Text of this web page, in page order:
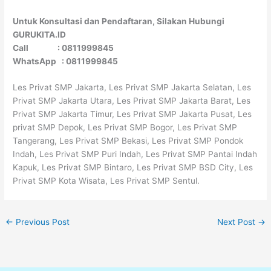
Untuk Konsultasi dan Pendaftaran, Silakan Hubungi
GURUKITA.ID
Call : 0811999845
WhatsApp : 0811999845
Les Privat SMP Jakarta, Les Privat SMP Jakarta Selatan, Les
Privat SMP Jakarta Utara, Les Privat SMP Jakarta Barat, Les
Privat SMP Jakarta Timur, Les Privat SMP Jakarta Pusat, Les
privat SMP Depok, Les Privat SMP Bogor, Les Privat SMP
Tangerang, Les Privat SMP Bekasi, Les Privat SMP Pondok
Indah, Les Privat SMP Puri Indah, Les Privat SMP Pantai Indah
Kapuk, Les Privat SMP Bintaro, Les Privat SMP BSD City, Les
Privat SMP Kota Wisata, Les Privat SMP Sentul.
← Previous Post Next Post →